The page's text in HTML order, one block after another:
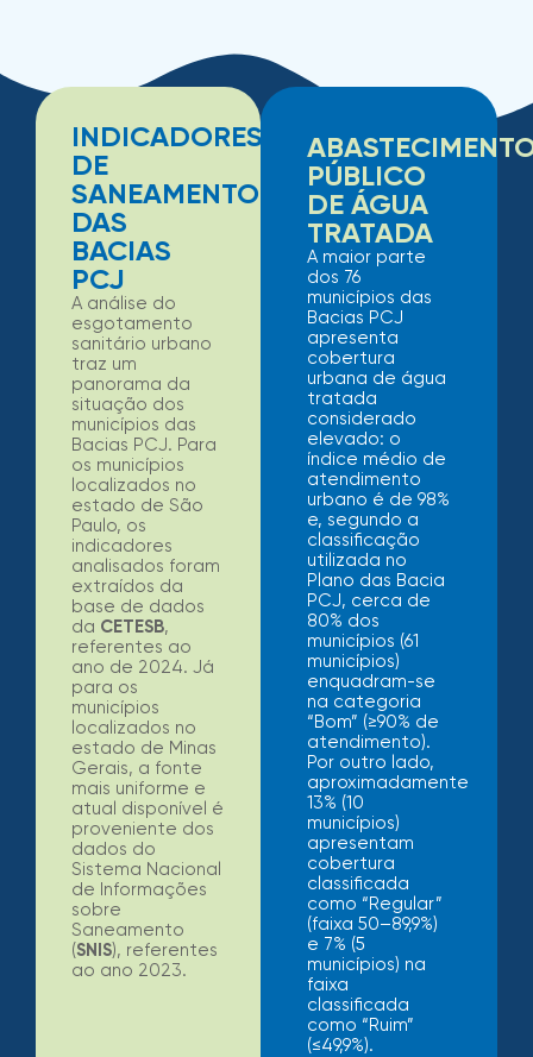
INDICADORES
DE
SANEAMENTO
DAS
BACIAS
PCJ
A análise do
esgotamento
sanitário urbano
traz um
panorama da
situação dos
municípios das
Bacias PCJ. Para
os municípios
localizados no
estado de São
Paulo, os
indicadores
analisados foram
extraídos da
base de dados
da CETESB,
referentes ao
ano de 2024. Já
para os
municípios
localizados no
estado de Minas
Gerais, a fonte
mais uniforme e
atual disponível é
proveniente dos
dados do
Sistema Nacional
de Informações
sobre
Saneamento
(SNIS), referentes
ao ano 2023.
PÚBLICO
DE ÁGUA
TRATADA
A maior parte
dos 76
municípios das
Bacias PCJ
apresenta
cobertura
urbana de água
tratada
considerado
elevado: o
índice médio de
atendimento
urbano é de 98%
e, segundo a
classificação
utilizada no
Plano das Bacia
PCJ, cerca de
80% dos
municípios (61
municípios)
enquadram-se
na categoria
“Bom” (≥90% de
atendimento).
Por outro lado,
aproximadamente
13% (10
municípios)
apresentam
cobertura
classificada
como “Regular”
(faixa 50–89,9%)
e 7% (5
municípios) na
faixa
classificada
como “Ruim”
(≤49,9%).